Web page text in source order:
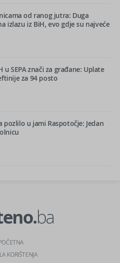
od ranog jutra: Duga
izlazu iz BiH, evo gdje su najveće
u SEPA znači za građane: Uplate
za 94 posto
pozlilo u jami Raspotočje: Jedan
ba
KORIŠTENJA